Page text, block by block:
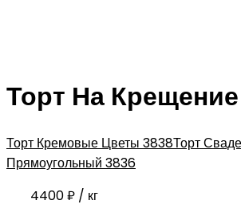
Торт На
Торт Кремовые Цветы 3838Торт
Прямоугольный 3836
4400₽ / кг